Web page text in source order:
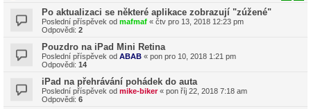
Po aktualizaci se některé aplikace zobrazují "zúžené"
Poslední příspěvek od mafmaf « čtv pro 13, 2018 12:23 pm
Odpovědi: 2
Pouzdro na iPad Mini Retina
Poslední příspěvek od ABAB « pon pro 10, 2018 1:21 pm
Odpovědi: 14
iPad na přehrávání pohádek do auta
Poslední příspěvek od mike-biker« pon říj 22, 2018 7:18 am
Odpovědi: 6